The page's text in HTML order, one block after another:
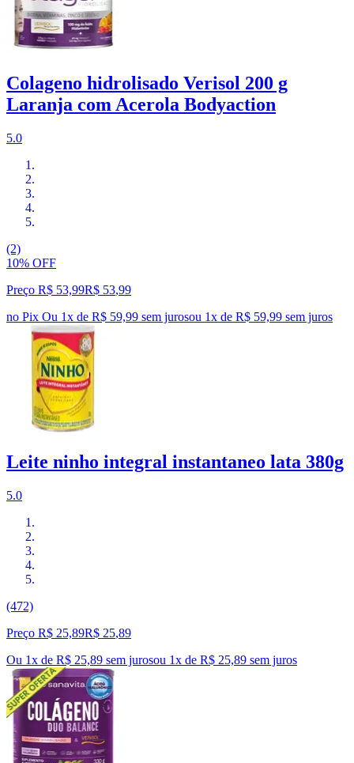
Colageno hidrolisado Verisol 200 g
Laranja com Acerola Bodyaction
5.0
(2)
10% OFF
Preço R$ 53,99R$ 53,99
no Pix Ou 1x de R$ 59,99 sem jurosou 1x de R$ 59,99 sem juros
Leite ninho integral instantaneo lata 380g
5.0
(472)
Preço R$ 25,89R$ 25,89
Ou 1x de R$ 25,89 sem jurosou 1x de R$ 25,89 sem juros